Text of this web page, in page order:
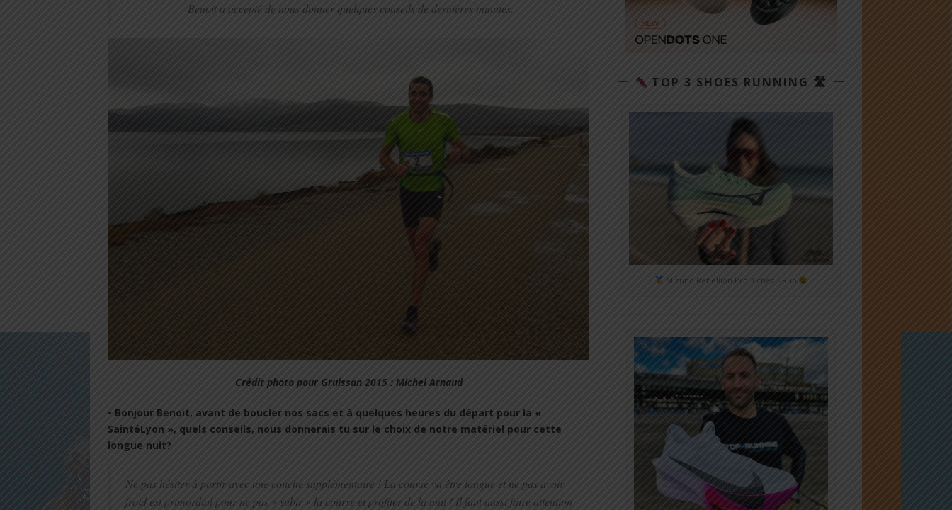
Benoit a accepté de nous donner quelques conseils de dernières minutes.
Crédit photo pour Gruissan 2015 : Michel Arnaud
• Bonjour Benoit, avant de boucler nos sacs et à quelques heures du départ pour la «
SaintéLyon », quels conseils, nous donnerais tu sur le choix de notre matériel pour cette
longue nuit?
Ne pas hésiter à partir avec une couche supplémentaire ! La course va être longue et ne pas avoir
froid est primordial pour ne pas « subir » la course et profiter de la nuit ! Il faut aussi faire attention
TOP 3 SHOES RUNNING 🛣
Mizuno Rebellion Pro 3 chez i-Run